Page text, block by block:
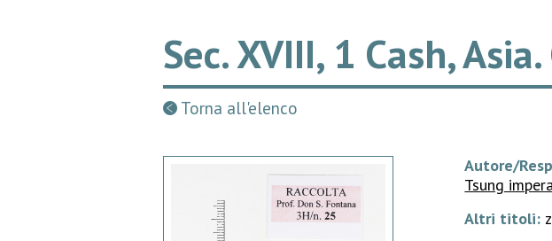
Sec. XVIII, 1 Cash,
Torna all'elenco
Autore/
Tsung
Altri titoli: